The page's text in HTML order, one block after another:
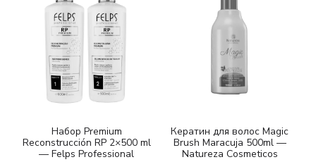
Набор Premium
Reconstrucción RP 2×500 ml
— Felps Professional
Кератин для волос Magic
Brush Maracuja 500ml —
Natureza Cosmeticos